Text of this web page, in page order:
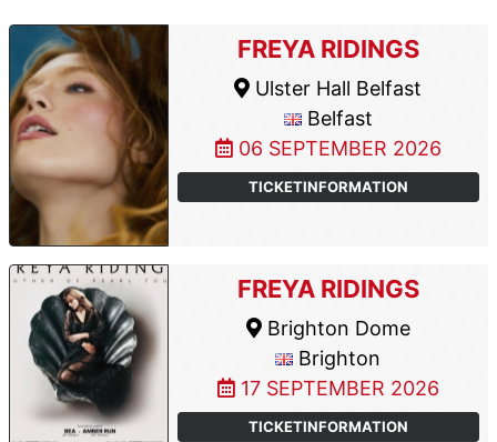
FREYA RIDINGS
Ulster Hall Belfast
Belfast
06 SEPTEMBER 2026
TICKETINFORMATION
FREYA RIDINGS
Brighton Dome
Brighton
17 SEPTEMBER 2026
TICKETINFORMATION